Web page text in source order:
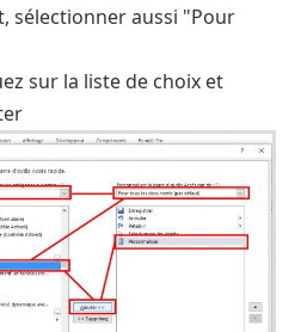
sélectionner aussi "Pour
sur la liste de choix et